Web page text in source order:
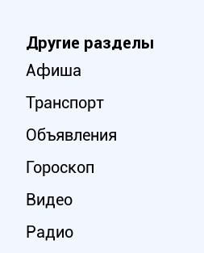
Другие разделы
Афиша
Транспорт
Объявления
Гороскоп
Видео
Радио